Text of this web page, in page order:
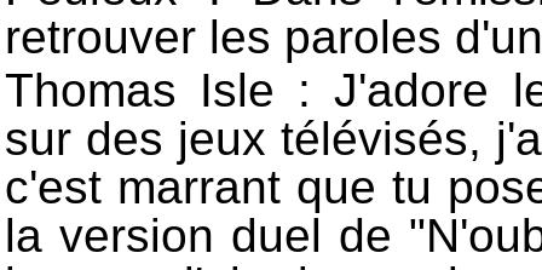
retrouver les paroles
Thomas Isle : J'adore
sur des jeux télévisés,
c'est marrant que tu
la version duel de